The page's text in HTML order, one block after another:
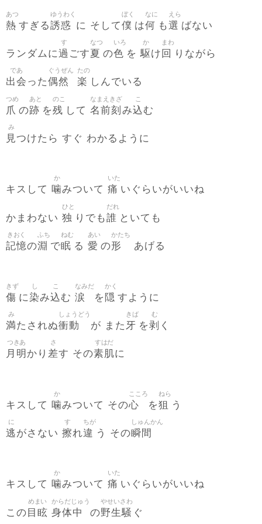
熱
あつ
すぎる誘惑
ゆうわく
に そして僕
ぼく
は何
なに
も選
えら
ばない
ランダムに過
す
ごす夏
なつ
の色
いろ
を駆
か
け 回
まわ
りながら
出会
であ
った偶然
ぐうぜん
楽
たの
しんでいる
爪
つめ
の跡
あと
を残
のこ
して 名前刻
なまえきざ
み込
こ
む
見
み
つけたら すぐ わかるように
キスして 噛
か
みついて 痛
いた
いぐらいがいいね
かまわない 独
ひと
りでも誰
だれ
といても
記憶
きおく
の淵
ふち
で眠
ねむ
る 愛
あい
の形
かたち
あげる
傷
きず
に染
し
み込
こ
む 涙
なみだ
を 隠
かく
すように
満
み
たされぬ衝動
しょうどう
が また 牙
きば
を剥
む
く
月明
つきあ
かり 差
さ
す その素肌
すはだ
に
キスして 噛
か
みついて その心
こころ
を狙
ねら
う
逃
に
がさない 擦
す
れ違
ちが
う その瞬間
しゅんかん
キスして 噛
か
みついて 痛
いた
いぐらいがいいね
この 目眩
めまい
身体中
からだじゅう
の野生騒
やせいさわ
ぐ